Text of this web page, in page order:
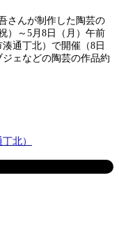
さんが制作した陶芸の
）～5月8日（月）午前
通丁北）で開催（8日
ェなどの陶芸の作品約
北）